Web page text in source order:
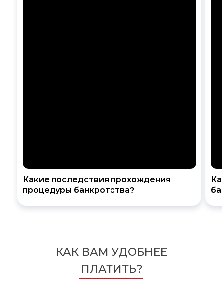
Какие последствия прохождения
процедуры банкротства?
КАК ВАМ УДОБНЕЕ
ПЛАТИТЬ?